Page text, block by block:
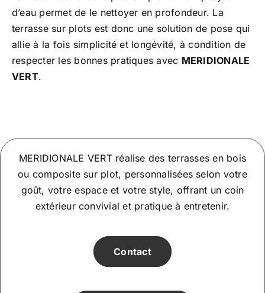
d’eau permet de le nettoyer en profondeur. La
terrasse sur plots est donc une solution de pose qui
allie à la fois simplicité et longévité, à condition de
respecter les bonnes pratiques avec MERIDIONALE
VERT.
MERIDIONALE VERT réalise des terrasses en bois
ou composite sur plot, personnalisées selon votre
goût, votre espace et votre style, offrant un coin
extérieur convivial et pratique à entretenir.
Contact